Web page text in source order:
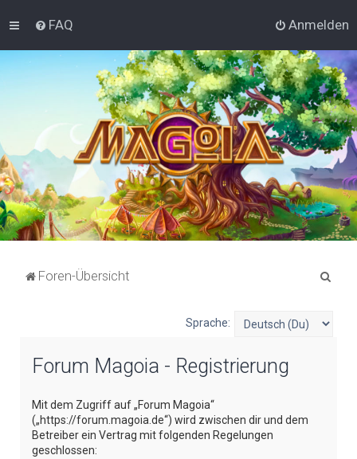
FAQ Anmelden
Foren-Übersicht
Sprache:
Forum Magoia - Registrierung
Mit dem Zugriff auf „Forum Magoia“
(„https://forum.magoia.de“) wird zwischen dir und dem
Betreiber ein Vertrag mit folgenden Regelungen
geschlossen: